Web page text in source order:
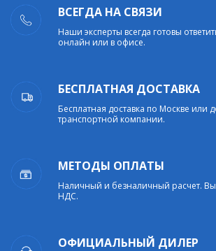
ВСЕГДА НА СВЯЗИ
Наши эксперты всегда готовы
онлайн или в офисе.
БЕСПЛАТНАЯ ДОСТАВКА
Бесплатная доставка по Москве или
транспортной компании.
МЕТОДЫ ОПЛАТЫ
Наличный и безналичный расчет.
НДС.
ОФИЦИАЛЬНЫЙ ДИЛЕР